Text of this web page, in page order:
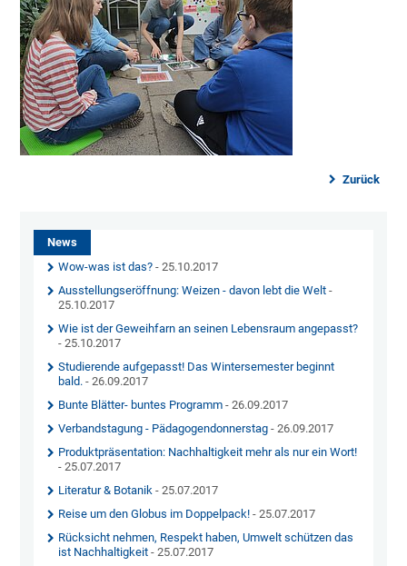
Zurück
News
Wow-was ist das? - 25.10.2017
Ausstellungseröffnung: Weizen - davon lebt die Welt -
25.10.2017
Wie ist der Geweihfarn an seinen Lebensraum angepasst?
- 25.10.2017
Studierende aufgepasst! Das Wintersemester beginnt
bald. - 26.09.2017
Bunte Blätter- buntes Programm - 26.09.2017
Verbandstagung - Pädagogendonnerstag - 26.09.2017
Produktpräsentation: Nachhaltigkeit mehr als nur ein Wort!
- 25.07.2017
Literatur & Botanik- 25.07.2017
Reise um den Globus im Doppelpack! - 25.07.2017
Rücksicht nehmen, Respekt haben, Umwelt schützen das
ist Nachhaltigkeit - 25.07.2017